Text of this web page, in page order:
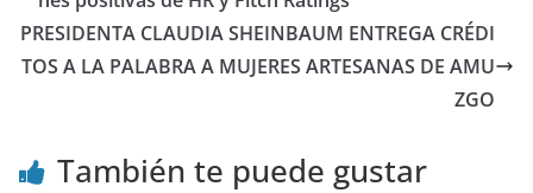
PRESIDENTA CLAUDIA SHEINBAUM ENTREGA CRÉDI
TOS A LA PALABRA A MUJERES ARTESANAS DE AMU
ZGO
También te puede gustar